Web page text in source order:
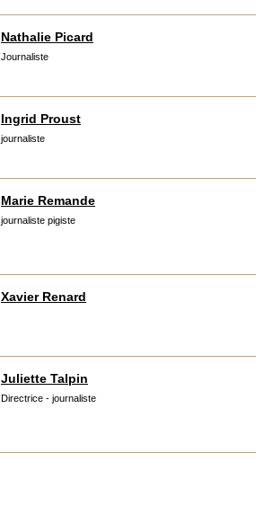
Nathalie Picard
Journaliste
Ingrid Proust
journaliste
Marie Remande
journaliste pigiste
Xavier Renard
Juliette Talpin
Directrice - journaliste